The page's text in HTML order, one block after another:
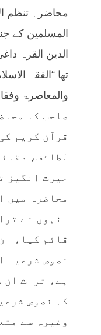
محاضرہ تنظم
المسلمین کے
الدین القرہ
تھا “الفقہ
والمعاصرۃ
صاحب کا
قرآن کریم
لطائف،
حیرت انگیز
محاضرہ میں
انہوں نے
قائم کیا،
نصوص شرعیہ
ہے، تراث
کہ نصوص
وغیرہ سے